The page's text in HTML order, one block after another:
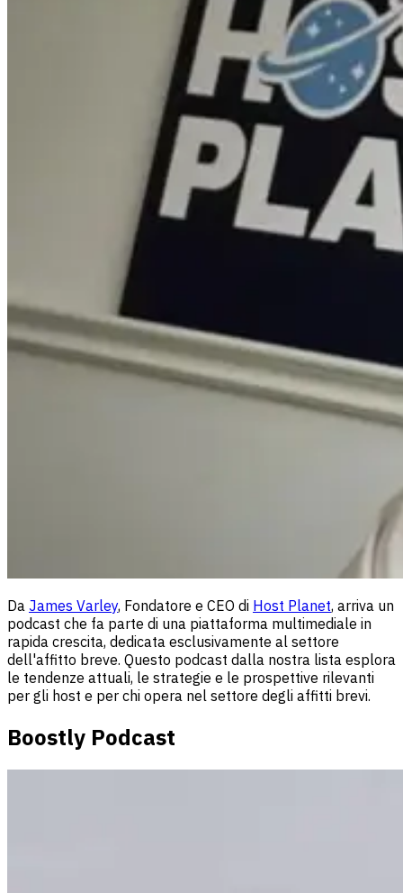
Da James Varley, Fondatore e CEO di Host Planet, arriva un
podcast che fa parte di una piattaforma multimediale in
rapida crescita, dedicata esclusivamente al settore
dell'affitto breve. Questo podcast dalla nostra lista esplora
le tendenze attuali, le strategie e le prospettive rilevanti
per gli host e per chi opera nel settore degli affitti brevi.
Boostly Podcast